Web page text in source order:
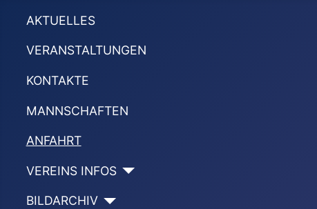
AKTUELLES
VERANSTALTUNGEN
KONTAKTE
MANNSCHAFTEN
ANFAHRT
VEREINS INFOS
BILDARCHIV